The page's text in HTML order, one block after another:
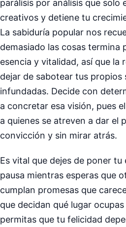
parálisis por análisis que solo
creativos y detiene tu
La sabiduría popular nos
demasiado las cosas termina
esencia y vitalidad, así que la
dejar de sabotear tus propios
infundadas. Decide con
a concretar esa visión, pues
a quienes se atreven a dar el
convicción y sin mirar atrás.
Es vital que dejes de poner tu
pausa mientras esperas que
cumplan promesas que
que decidan qué lugar
permitas que tu felicidad